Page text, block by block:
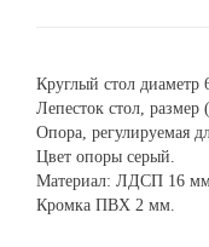
Круглый стол диаметр
Лепесток стол,
Опора, регулируемая
Цвет опоры серый.
Материал: ЛДСП 16
Кромка ПВХ 2 мм.